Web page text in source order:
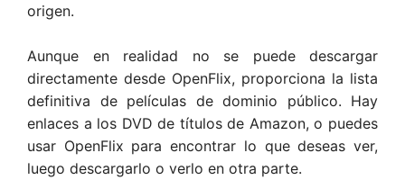
origen.
Aunque en realidad no se puede descargar
directamente desde OpenFlix, proporciona la lista
definitiva de películas de dominio público. Hay
enlaces a los DVD de títulos de Amazon, o puedes
usar OpenFlix para encontrar lo que deseas ver,
luego descargarlo o verlo en otra parte.